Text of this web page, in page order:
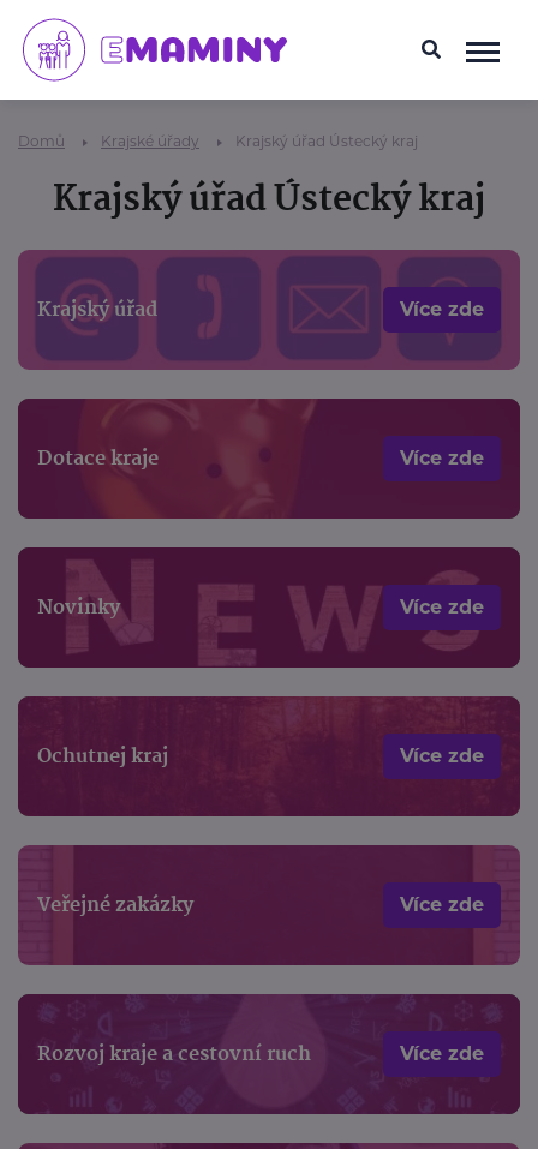
Domů Krajské úřady Krajský úřad Ústecký kraj
Krajský úřad Ústecký kraj
Krajský úřad Více zde
Dotace kraje Více zde
Novinky Více zde
Ochutnej kraj Více zde
Veřejné zakázky Více zde
Rozvoj kraje a cestovní ruch Více zde